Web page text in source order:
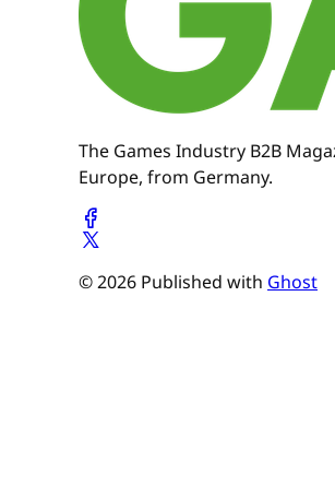
The Games Industry B2B
Europe, from Germany.
© 2026 Published with Ghost